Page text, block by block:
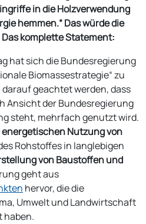
in die Holzverwendung
hemmen.“ Das würde die
komplette Statement:
hat sich die Bundesregierung
Biomassestrategie“ zu
geachtet werden, dass
Ansicht der Bundesregierung
steht, mehrfach genutzt wird.
energetischen Nutzung von
Rohstoffes in langlebigen
von Baustoffen und
geht aus
hervor, die die
Umwelt und Landwirtschaft
haben.